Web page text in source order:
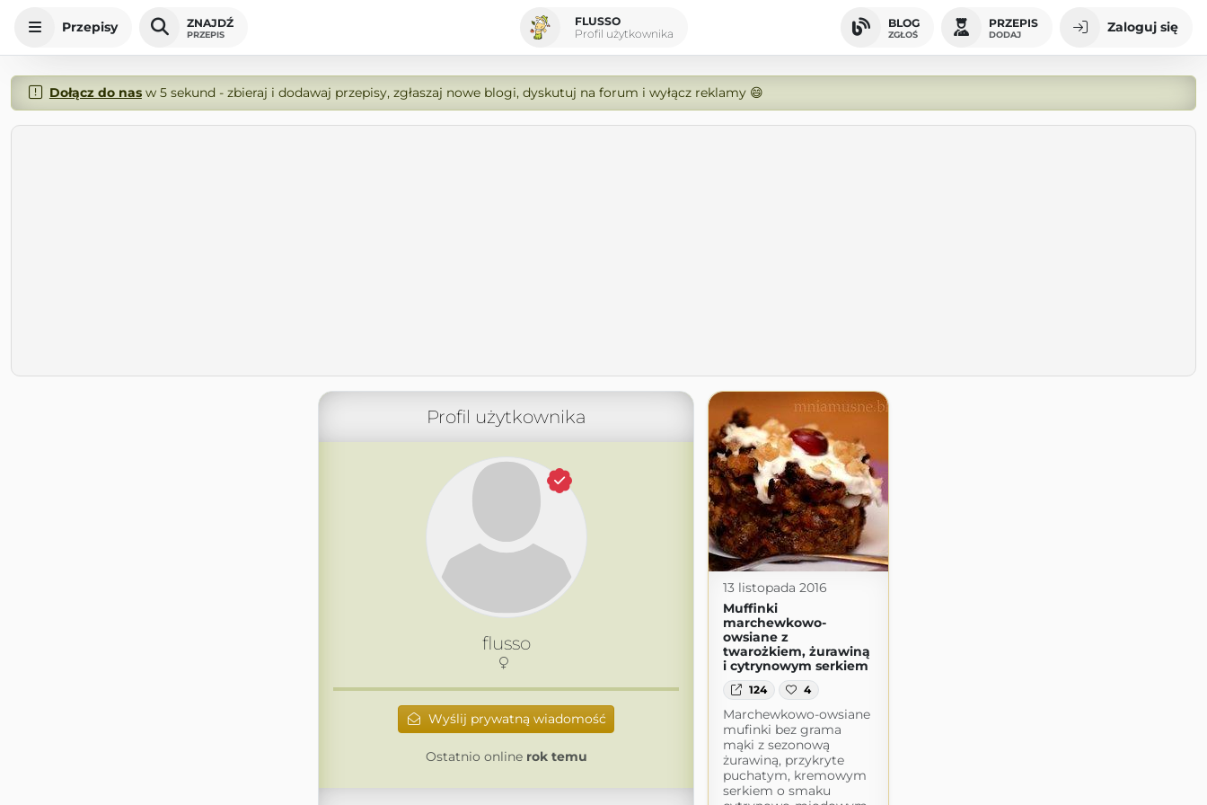
Przepisy ZNAJDŹ
PRZEPIS
FLUSSO
Profil użytkownika
BLOG
ZGŁOŚ
PRZEPIS
DODAJ Zaloguj się
Dołącz do nasw 5 sekund - zbieraj i dodawaj przepisy, zgłaszaj nowe blogi, dyskutuj na forum i wyłącz reklamy 😄
Profil użytkownika
flusso
Wyślij prywatną wiadomość
Ostatnio online rok temu
13 listopada 2016
Muffinki
marchewkowo-
owsiane z
twarożkiem, żurawiną
i cytrynowym serkiem
124 4
Marchewkowo-owsiane
mufinki bez grama
mąki z sezonową
żurawiną, przykryte
puchatym, kremowym
serkiem o smaku